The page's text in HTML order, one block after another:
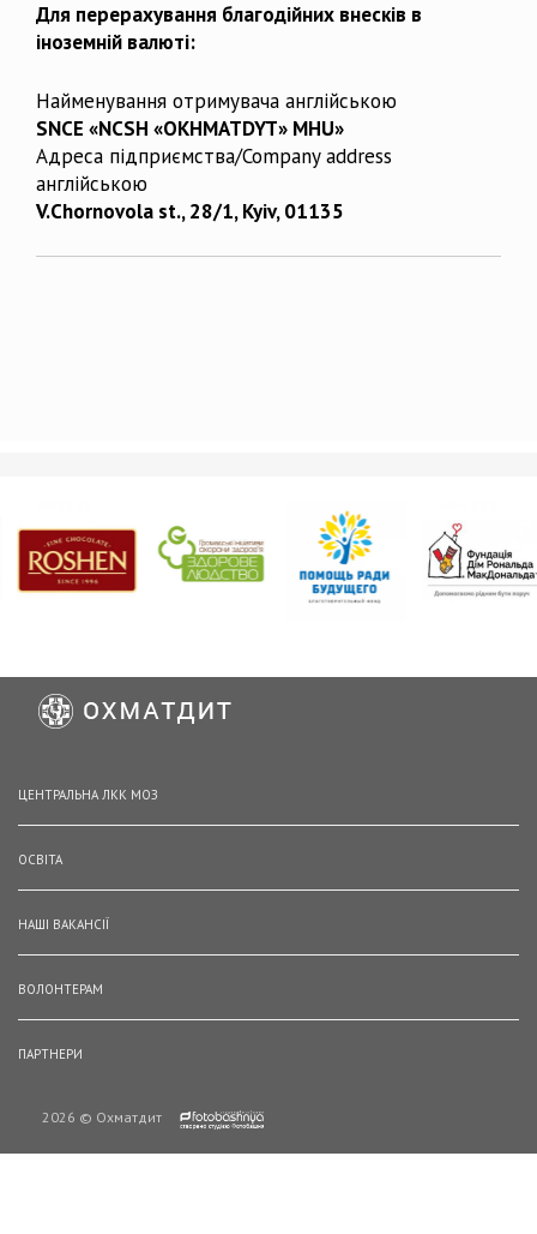
Для перерахування благодійних внесків в
іноземній валюті:
Найменування отримувача англійською
SNCE «NCSH «OKHMATDYT» MHU»
Адреса підприємства/Company address
англійською
V.Chornovola st., 28/1, Kyiv, 01135
ЦЕНТРАЛЬНА ЛКК МОЗ
ОСВІТА
НАШІ ВАКАНСІЇ
ВОЛОНТЕРАМ
ПАРТНЕРИ
2026 © Охматдит